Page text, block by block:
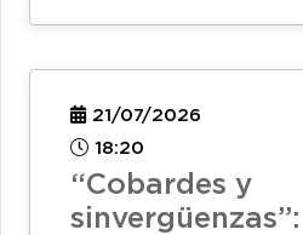
21/07/2026
18:20
“Cobardes y